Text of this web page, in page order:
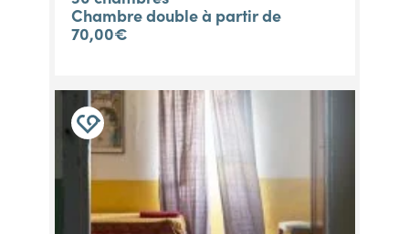
Chambre double à partir de
70,00€